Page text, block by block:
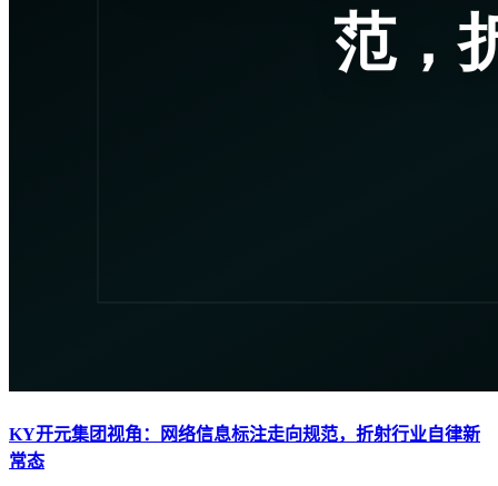
KY开元集团视角：网络信息标注走向规范，折射行业自律新
常态